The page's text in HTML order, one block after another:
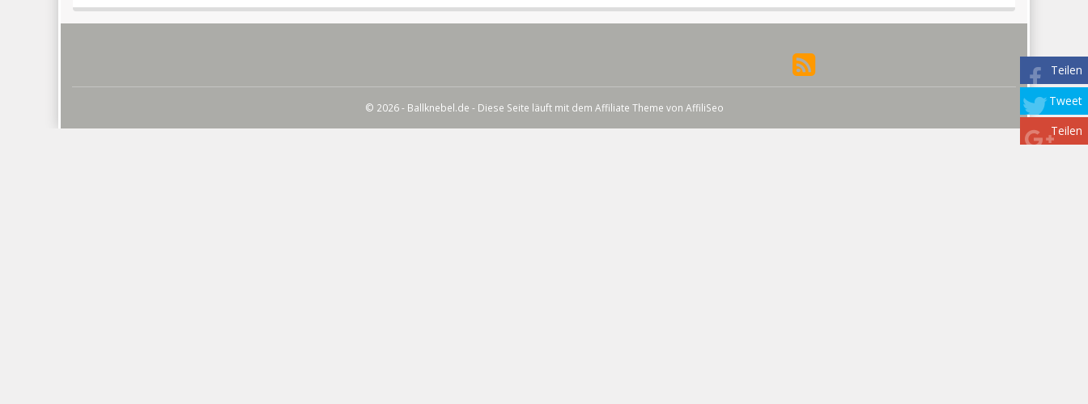
Teilen
Tweet
Teilen
© 2026 - Ballknebel.de - Diese Seite läuft mit dem Affiliate Theme von AffiliSeo